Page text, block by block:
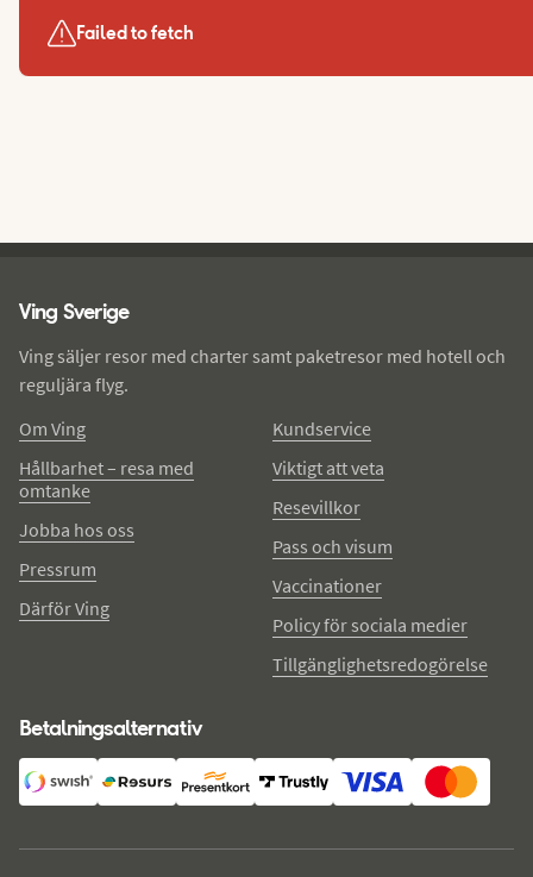
Failed to fetch
Ving Sverige
Ving säljer resor med charter samt paketresor med hotell och
reguljära flyg.
Om Ving
Hållbarhet – resa med
omtanke
Jobba hos oss
Pressrum
Därför Ving
Kundservice
Viktigt att veta
Resevillkor
Pass och visum
Vaccinationer
Policy för sociala medier
Tillgänglighetsredogörelse
Betalningsalternativ